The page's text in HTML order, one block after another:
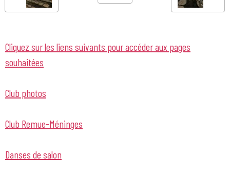
Cliquez sur les liens suivants pour accéder aux pages
souhaitées
Club photos
Club Remue-Méninges
Danses de salon